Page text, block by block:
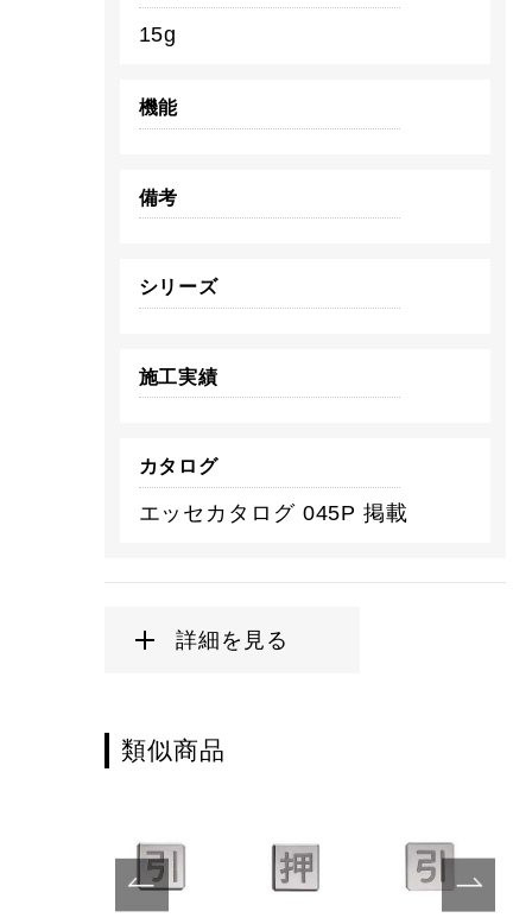
15g
機能
備考
シリーズ
施工実績
カタログ
エッセカタログ 045P 掲載
詳細を見る
類似商品